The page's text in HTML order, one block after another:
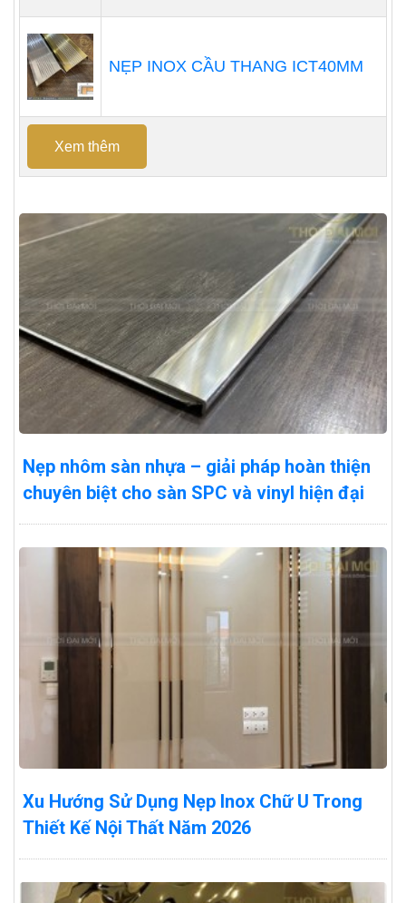
NẸP INOX CẦU THANG ICT40MM
Xem thêm
Nẹp nhôm sàn nhựa – giải pháp hoàn thiện
chuyên biệt cho sàn SPC và vinyl hiện đại
Xu Hướng Sử Dụng Nẹp Inox Chữ U Trong
Thiết Kế Nội Thất Năm 2026